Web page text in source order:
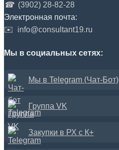
☎ (3902) 28-82-28
Электронная почта:
✉️
info@consultant19.ru
Мы в социальных сетях:
Мы в Telegram (Чат-Бот)
Группа VK
Закупки в РХ с К+